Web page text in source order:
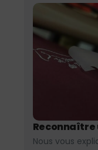
Nous vous